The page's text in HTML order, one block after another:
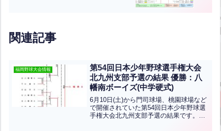
関連記事
福岡野球大会情報
第54回日本少年野球選手権大会
北九州支部予選の結果 優勝：八
幡南ボーイズ(中学硬式)
6月10日(土)から門司球場、桃園球場など
で開催されていた第54回日本少年野球選
手権大会北九州支部予選の結果です。優